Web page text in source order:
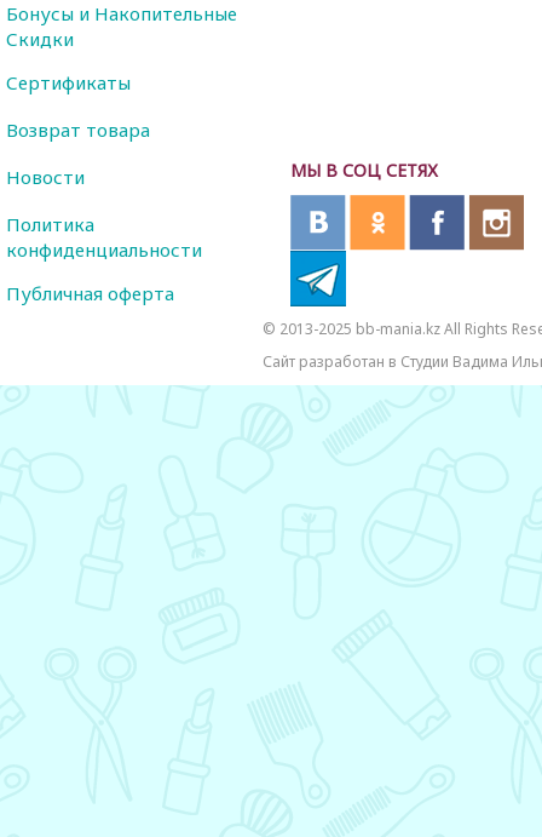
МЫ В СОЦ СЕТЯХ
Бонусы и Накопительные
Скидки
Сертификаты
Возврат товара
Новости
Политика
конфиденциальности
Публичная оферта
© 2013-2025 bb-mania.kz All Rights
Сайт разработан в Студии Вадима